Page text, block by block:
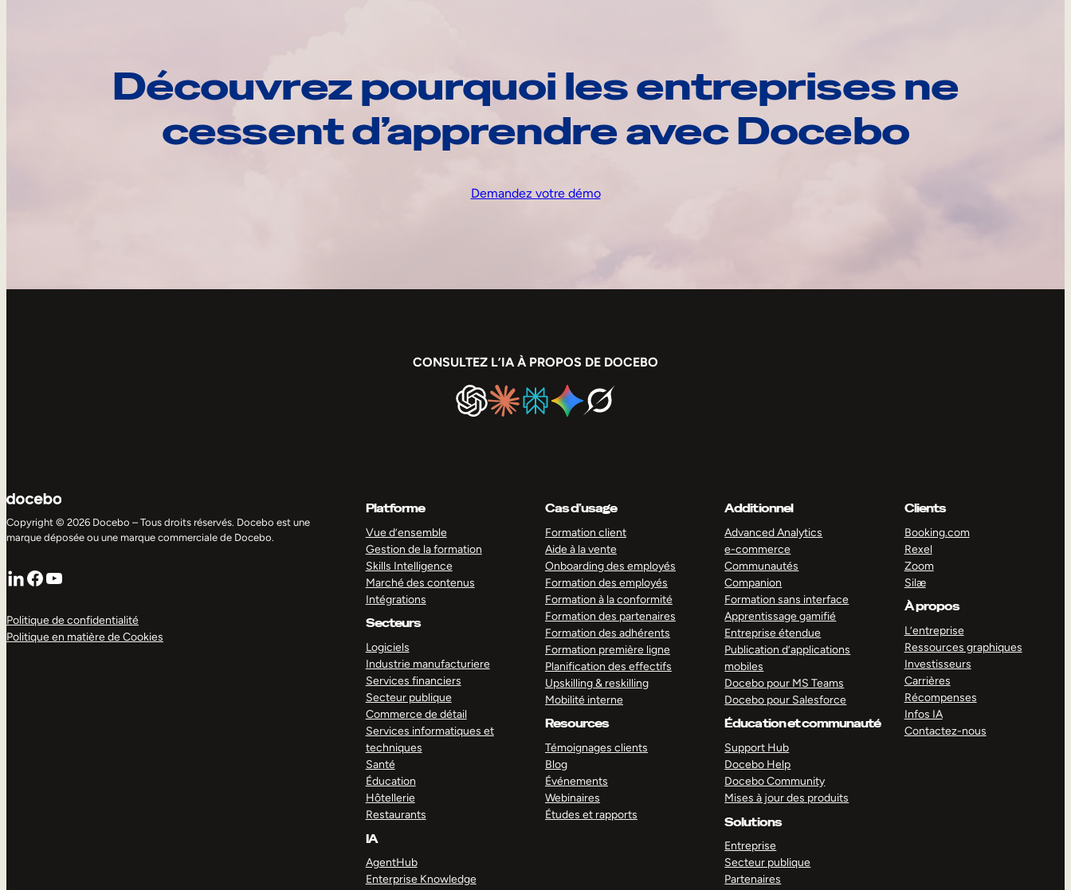
Découvrez pourquoi les entreprises ne
cessent d’apprendre avec Docebo
Demandez votre démo
CONSULTEZ L’IA À PROPOS DE DOCEBO
Copyright © 2026 Docebo – Tous droits réservés. Docebo est une
marque déposée ou une marque commerciale de Docebo.
LinkedIn
Facebook
YouTube
Politique de confidentialité
Politique en matière de Cookies
Platforme
Vue d’ensemble
Gestion de la formation
Skills Intelligence
Marché des contenus
Intégrations
Secteurs
Logiciels
Industrie manufacturiere
Services financiers
Secteur publique
Commerce de détail
Services informatiques et
techniques
Santé
Éducation
Hôtellerie
Restaurants
IA
AgentHub
Enterprise Knowledge
Cas d’usage
Formation client
Aide à la vente
Onboarding des employés
Formation des employés
Formation à la conformité
Formation des partenaires
Formation des adhérents
Formation première ligne
Planification des effectifs
Upskilling & reskilling
Mobilité interne
Resources
Témoignages clients
Blog
Événements
Webinaires
Études et rapports
Additionnel
Advanced Analytics
e-commerce
Communautés
Companion
Formation sans interface
Apprentissage gamifié
Entreprise étendue
Publication d’applications
mobiles
Docebo pour MS Teams
Docebo pour Salesforce
Éducation et communauté
Support Hub
Docebo Help
Docebo Community
Mises à jour des produits
Solutions
Entreprise
Secteur publique
Partenaires
Clients
Booking.com
Rexel
Zoom
Silæ
À propos
L’entreprise
Ressources graphiques
Investisseurs
Carrières
Récompenses
Infos IA
Contactez-nous